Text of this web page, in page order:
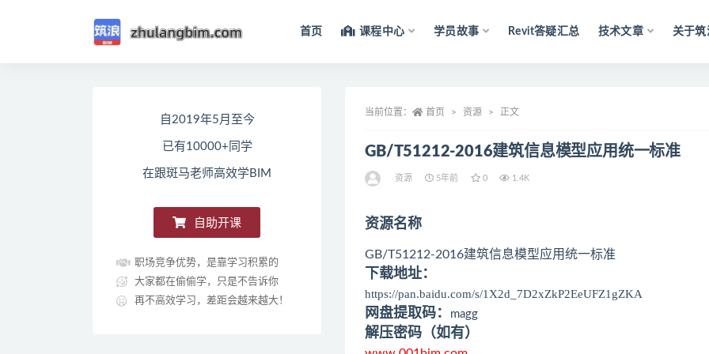
首页 课程中心 学员故事 Revit答疑汇总 技术文章 关于筑
当前位置： 首页 资源 正文
GB/T51212-2016建筑信息模型应用统一标准
资源 5年前 0 1.4K
资源名称
GB/T51212-2016建筑信息模型应用统一标准
下载地址：
https://pan.baidu.com/s/1X2d_7D2xZkP2EeUFZ1gZKA
网盘提取码： magg
解压密码（如有）
自2019年5月至今
已有10000+同学
在跟斑马老师高效学BIM
自助开课
职场竞争优势，是靠学习积累的
大家都在偷偷学，只是不告诉你
再不高效学习，差距会越来越大！